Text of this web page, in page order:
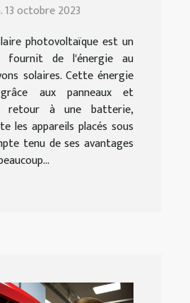
13 octobre 2023
photovoltaïque est un
fournit de l'énergie au
solaires. Cette énergie
aux panneaux et
retour à une batterie,
les appareils placés sous
tenu de ses avantages